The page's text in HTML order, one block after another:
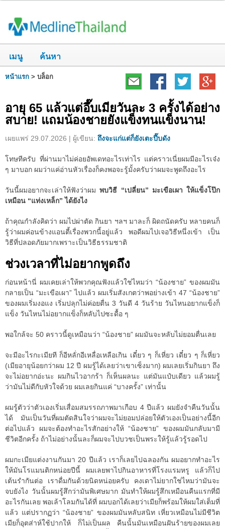
เมนู ค้นหา
หน้าแรก > บล็อก
อายุ 65 แล้วแต่อึ๊บเมียวันละ 3 ครั้งได้อย่าง
สบาย! แถมน้องชายยังแข็งทนแข็งนาน!
เผยแพร่ 29.07.2026 | ผู้เขียน: ถึงจะแก่แต่ก็ยังเตะปี๊บดัง
โทษทีครับ ที่ผ่านมาไม่ค่อยอัพเดทอะไรเท่าไร แต่คราวเนี่ยผมมีอะไรเจ๋ง
ๆ มาบอก ผมว่าแค่อ่านหัวเรื่องก็คงพอจะรู้มั้งครับว่าผมจะพูดถึงอะไร
วันนี้ผมอยากจะเล่าให้ฟังว่าผมพบวิธี “เปลี่ยน” มะเขือเผา ให้แข็งโป๊ก
เหมือน “แท่งเหล็ก” ได้ยังไง
ถ้าคุณกำลังคิดว่า ผมไปผ่าตัด กินยา ฯลฯ มาละก็ ผิดถนัดครับ หลายคนก็
รู้ว่าผมค่อนข้างแอนตี้เรื่องพวกนี้อยู่แล้ว พอดีผมไปเจอวิธีหนึ่งเข้า เป็น
วิธีที่ปลอดภัยมากเพราะเป็นวิธีธรรมชาติ
ช่วงเวลาที่ไม่อยากพูดถึง
ก่อนหน้านี่ ผมเคยเล่าให้พวกคุณฟังแล้วใช่ไหมว่า “น้องชาย” ของผมมัน
กลายเป็น “มะเขือเผา” ไปแล้ว ผมเริ่มสังเกตว่าพอย่างเข้า 47 “น้องชาย”
ของผมเริ่มงอแง เริ่มปลุกไม่ค่อยตื่น 3 วันดี 4 วันร้าย วันไหนอยากแข็งก็
แข็ง วันไหนไม่อยากแข็งก็หลับไปซะดื้อ ๆ
พอใกล้จะ 50 คราวนี้ดูเหมือนว่า “น้องชาย” ผมมันจะหลับไม่ยอมตื่นเลย
จะมีอะไรกะเมียที ก็อีหลั่กอีเหลื่อเหลือเกิน เดี๋ยว ๆ ก็เหี่ยว เดี๋ยว ๆ ก็เหี่ยว
(เมียอายุน้อยกว่าผม 12 ปี ผมรู้ได้เลยว่าเขาเซ็งมาก) ผมเลยเริ่มกินยา ถึง
จะไม่อยากอ่ะนะ ผมกินไวอากร้า ก็เห็นผลนะ แต่มันแป๋บเดียว แล้วผมรู้
ว่ามันไม่ดีกับหัวใจด้วย ผมเลยกินแค่ “บางครั้ง” เท่านั้น
ผมรู้ตัวว่าตัวเองเริ่มเสื่อมสมรรถภาพมาเกือบ 4 ปีแล้ว ผมยังจำคืนวันนั้น
ได้ มันเป็นวันที่ผมตัดสินใจว่าผมจะไม่ยอมปล่อยให้ตัวเองเป็นอย่างนี้อีก
ต่อไปแล้ว ผมจะต้องทำอะไรสักอย่างให้ “น้องชาย” ของผมมันกลับมามี
ชีวิตอีกครั้ง ถ้าไม่อย่างนั้นละก็ผมจะไปบวชเป็นพระให้รู้แล้วรู้รอดไป
ผมกะเมียแต่งงานกันมา 20 ปีแล้ว เราก็เลยไปฉลองกัน ผมอยากทำอะไร
ให้มันโรแมนติกหน่อยปีนี้ ผมเลยพาไปกินอาหารที่โรงแรมหรู แล้วก็ไป
เต้นรำกันต่อ เราดื่มกันด้วยนิดหน่อยครับ คงเดาไม่ยากใช่ไหมว่ามันจะ
จบยังไง วันนั้นผมรู้สึกว่ามันพิเศษมาก มันทำให้ผมรู้สึกเหมือนคืนแรกที่มี
อะไรกันเลย พอเล้าโลมกันได้ที่ ผมบอกได้เลยว่าเมียก็พร้อมให้ผมใส่เต็มที่
แล้ว แต่ปรากฏว่า “น้องชาย” ของผมมันหลับสนิท เหี่ยวเหมือนไม่มีชีวิต
เมียก็อุตส่าห์ใช้ปากให้ ก็ไม่เป็นผล คืนนั้นมันเหมือนฝันร้ายของผมเลย